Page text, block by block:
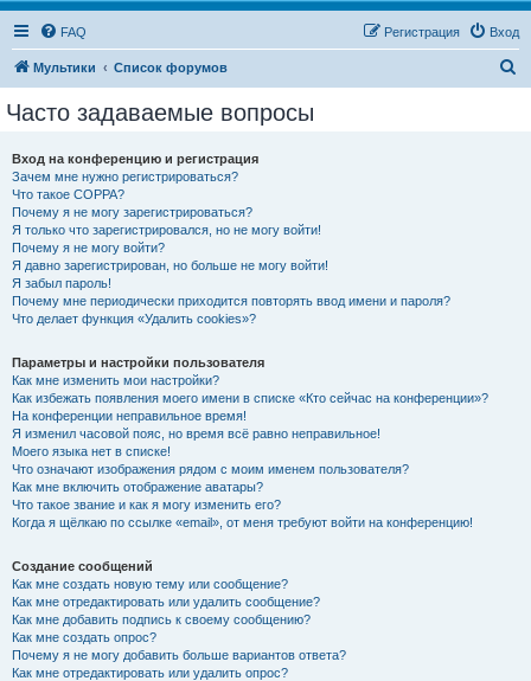
FAQ Вход
Регистрация
Мультики Список форумов
Часто задаваемые вопросы
Вход на конференцию и регистрация
Зачем мне нужно регистрироваться?
Что такое COPPA?
Почему я не могу зарегистрироваться?
Я только что зарегистрировался, но не могу войти!
Почему я не могу войти?
Я давно зарегистрирован, но больше не могу войти!
Я забыл пароль!
Почему мне периодически приходится повторять ввод имени и пароля?
Что делает функция «Удалить cookies»?
Параметры и настройки пользователя
Как мне изменить мои настройки?
Как избежать появления моего имени в списке «Кто сейчас на конференции»?
На конференции неправильное время!
Я изменил часовой пояс, но время всё равно неправильное!
Моего языка нет в списке!
Что означают изображения рядом с моим именем пользователя?
Как мне включить отображение аватары?
Что такое звание и как я могу изменить его?
Когда я щёлкаю по ссылке «email», от меня требуют войти на конференцию!
Создание сообщений
Как мне создать новую тему или сообщение?
Как мне отредактировать или удалить сообщение?
Как мне добавить подпись к своему сообщению?
Как мне создать опрос?
Почему я не могу добавить больше вариантов ответа?
Как мне отредактировать или удалить опрос?